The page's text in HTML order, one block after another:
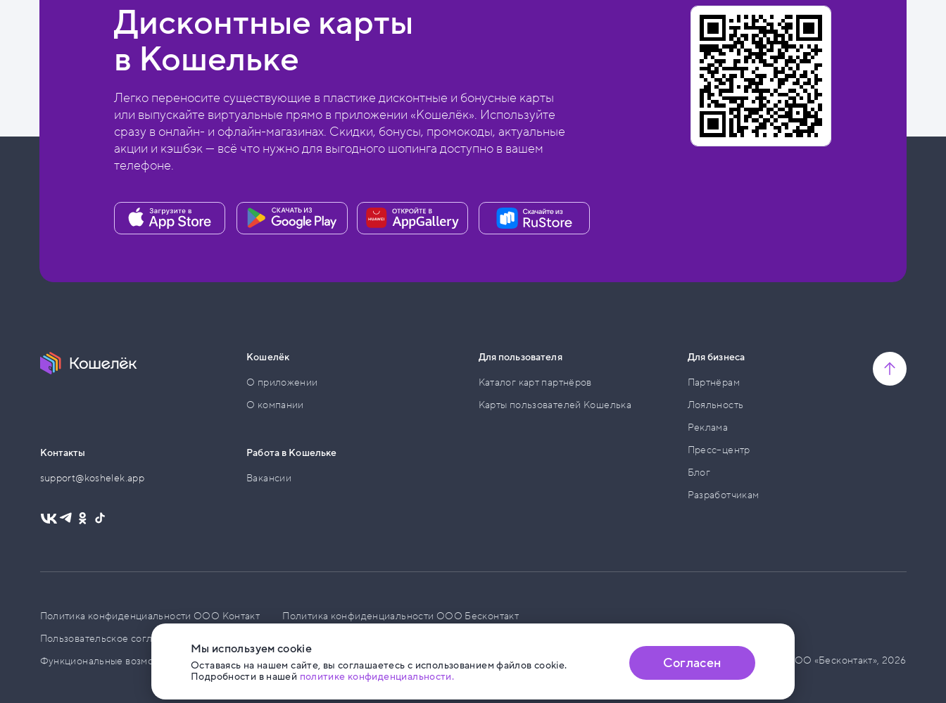
Дисконтные карты
в Кошельке
Легко переносите существующие в пластике дисконтные и бонусные карты
или выпускайте виртуальные прямо в приложении «Кошелёк». Используйте
сразу в онлайн- и офлайн-магазинах. Скидки, бонусы, промокоды, актуальные
акции и кэшбэк — всё что нужно для выгодного шопинга доступно в вашем
телефоне.
Контакты
support@koshelek.app
Кошелёк
О приложении
О компании
Работа в Кошельке
Вакансии
Для пользователя
Каталог карт партнёров
Карты пользователей Кошелька
Для бизнеса
Партнёрам
Лояльность
Реклама
Пресс–центр
Блог
Разработчикам
Политика конфиденциальности ООО Контакт
Политика конфиденциальности ООО Бесконтакт
Пользовательское соглашение
Функциональные возможности ПО
© ООО «Бесконтакт», 2026
Мы используем cookie
Оставаясь на нашем сайте, вы соглашаетесь с использованием файлов cookie.
Подробности в нашей политике конфиденциальности.
Согласен